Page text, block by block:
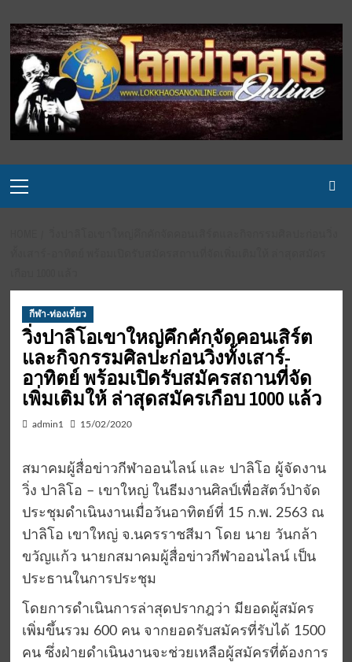
to
content
Menu
กีฬา-ท่องเที่ยว
วิ่งปาลิโอเขาใหญ่คึกคักจัดคอนเสิร์ต
และกิจกรรมศิลปะก่อนวิ่งทั้งเสาร์-
อาทิตย์ พร้อมเปิดรับสมัครสถานที่จัด
เพิ่มเติมให้ ล่าสุดสมัครเกือบ 1000 แล้ว
admin1 15/02/2020
สมาคมผู้สื่อข่าวกีฬาออนไลน์ และ ปาลิโอ ผู้จัดงาน
วิ่ง ปาลิโอ – เขาใหญ่ ในธีมงานศิลป์เพื่อสัตว์ป่าจัด
ประชุมดำเนินงานเมื่อวันอาทิตย์ที่ 15 ก.พ. 2563 ณ
ปาลิโอ เขาใหญ่ จ.นครราชสีมา โดย นาย วันกล้า
ขวัญแก้ว นายกสมาคมผู้สื่อข่าวกีฬาออนไลน์ เป็น
ประธานในการประชุม
โดยการดำเนินการล่าสุดปรากฎว่า มียอดผู้สมัคร
เพิ่มขึ้นรวม 600 คน จากยอดรับสมัครที่รับได้ 1500
คน ซึ่งฝ่ายดำเนินงานจะช่วยเหลือผู้สมัครที่ต้องการ